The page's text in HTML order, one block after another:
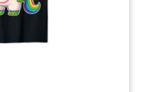
blanche, un diadème à oreilles
nœud, vous permettent de